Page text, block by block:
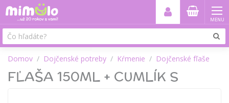
MENU
Domov Dojčenské potreby Kŕmenie Dojčenské fľaše
FĽAŠA 150ML + CUMLÍK S